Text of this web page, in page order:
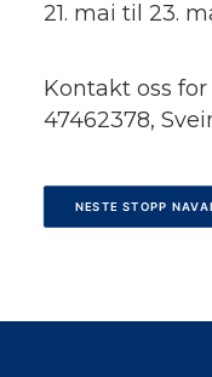
21. mai til 23.
Kontakt oss
47462378,
NESTE STOPP